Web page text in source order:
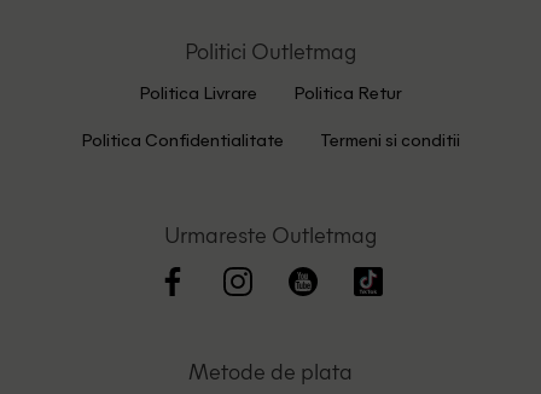
Politici Outletmag
Politica Livrare Politica Retur
Politica Confidentialitate Termeni si conditii
Urmareste Outletmag
Metode de plata